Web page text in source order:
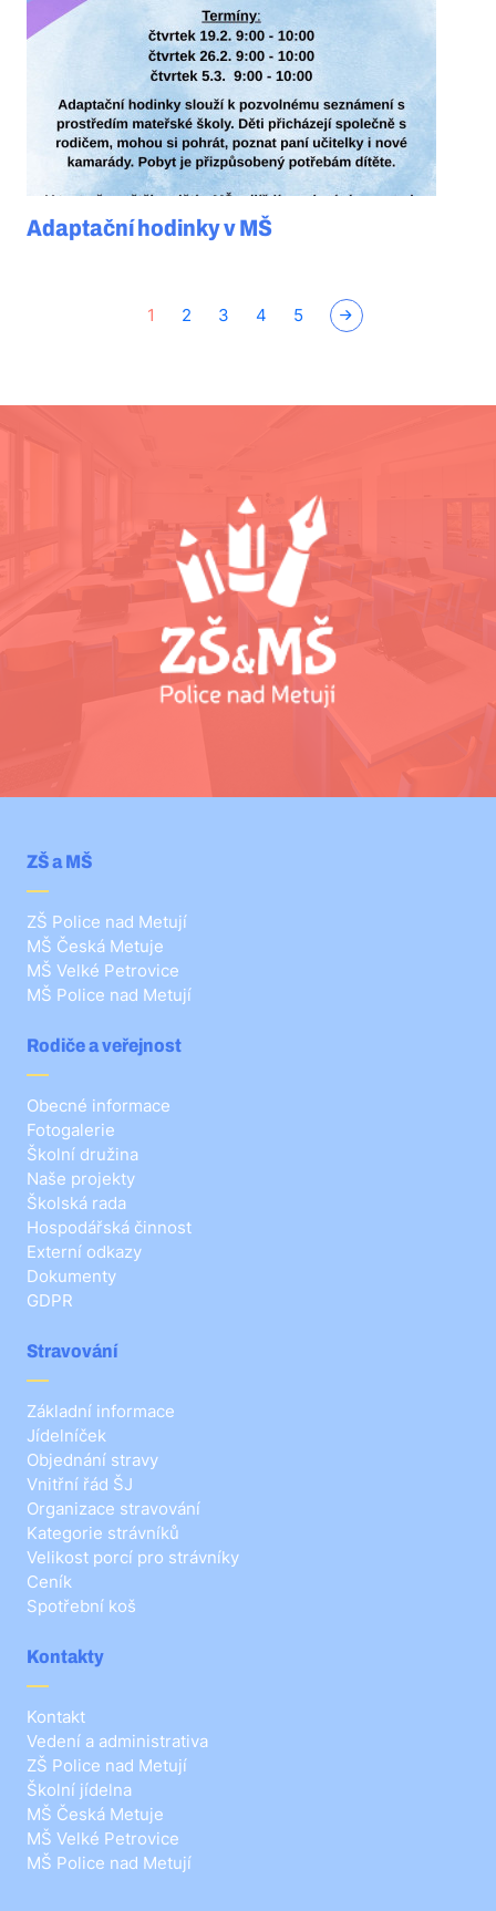
Adaptační hodinky v MŠ
1 2 3 4 5
ZŠ a MŠ
ZŠ Police nad Metují
MŠ Česká Metuje
MŠ Velké Petrovice
MŠ Police nad Metují
Rodiče a veřejnost
Obecné informace
Fotogalerie
Školní družina
Naše projekty
Školská rada
Hospodářská činnost
Externí odkazy
Dokumenty
GDPR
Stravování
Základní informace
Jídelníček
Objednání stravy
Vnitřní řád ŠJ
Organizace stravování
Kategorie strávníků
Velikost porcí pro strávníky
Ceník
Spotřební koš
Kontakty
Kontakt
Vedení a administrativa
ZŠ Police nad Metují
Školní jídelna
MŠ Česká Metuje
MŠ Velké Petrovice
MŠ Police nad Metují